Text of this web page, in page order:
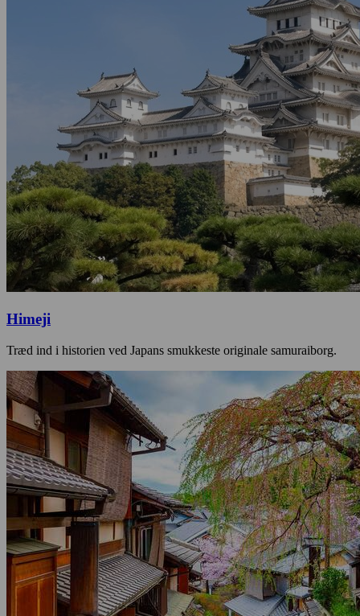
Himeji
Træd ind i historien ved Japans smukkeste originale samuraiborg.